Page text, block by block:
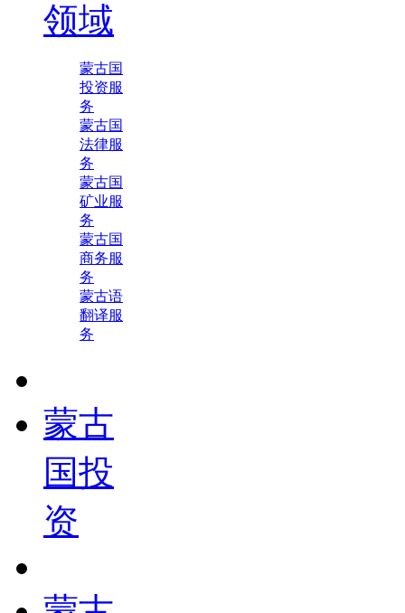
领域
蒙古国
投资服
务
蒙古国
法律服
务
蒙古国
矿业服
务
蒙古国
商务服
务
蒙古语
翻译服
务
蒙古
国投
资